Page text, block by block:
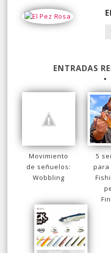
ENTRADAS
Movimiento
de señuelos:
Wobbling
5
para